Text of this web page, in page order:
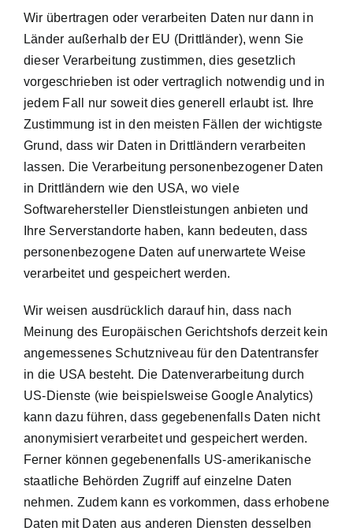
Wir übertragen oder verarbeiten Daten nur dann in
Länder außerhalb der EU (Drittländer), wenn Sie
dieser Verarbeitung zustimmen, dies gesetzlich
vorgeschrieben ist oder vertraglich notwendig und in
jedem Fall nur soweit dies generell erlaubt ist. Ihre
Zustimmung ist in den meisten Fällen der wichtigste
Grund, dass wir Daten in Drittländern verarbeiten
lassen. Die Verarbeitung personenbezogener Daten
in Drittländern wie den USA, wo viele
Softwarehersteller Dienstleistungen anbieten und
Ihre Serverstandorte haben, kann bedeuten, dass
personenbezogene Daten auf unerwartete Weise
verarbeitet und gespeichert werden.
Wir weisen ausdrücklich darauf hin, dass nach
Meinung des Europäischen Gerichtshofs derzeit kein
angemessenes Schutzniveau für den Datentransfer
in die USA besteht. Die Datenverarbeitung durch
US-Dienste (wie beispielsweise Google Analytics)
kann dazu führen, dass gegebenenfalls Daten nicht
anonymisiert verarbeitet und gespeichert werden.
Ferner können gegebenenfalls US-amerikanische
staatliche Behörden Zugriff auf einzelne Daten
nehmen. Zudem kann es vorkommen, dass erhobene
Daten mit Daten aus anderen Diensten desselben